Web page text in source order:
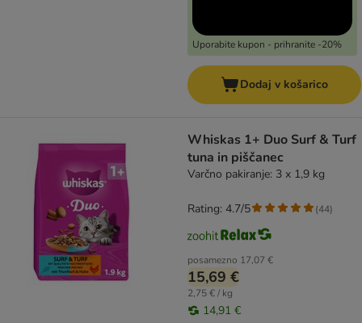
Uporabite kupon - prihranite -20%
Dodaj v košarico
Whiskas 1+ Duo Surf & Turf
tuna in piščanec
Varčno pakiranje: 3 x 1,9 kg
posamezno 17,07 €
15,69 €
2,75 € / kg
14,91 €
Rating: 4.7/5 (44)